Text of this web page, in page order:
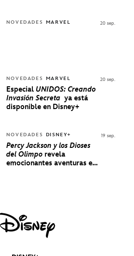
NOVEDADES MARVEL 20 sep.
NOVEDADES MARVEL
Especial UNIDOS: Creando
Invasión Secreta ya está
disponible en Disney+
20 sep.
NOVEDADES DISNEY+
Percy Jackson y los Dioses
del Olimporevela
emocionantes aventuras en
19 sep.